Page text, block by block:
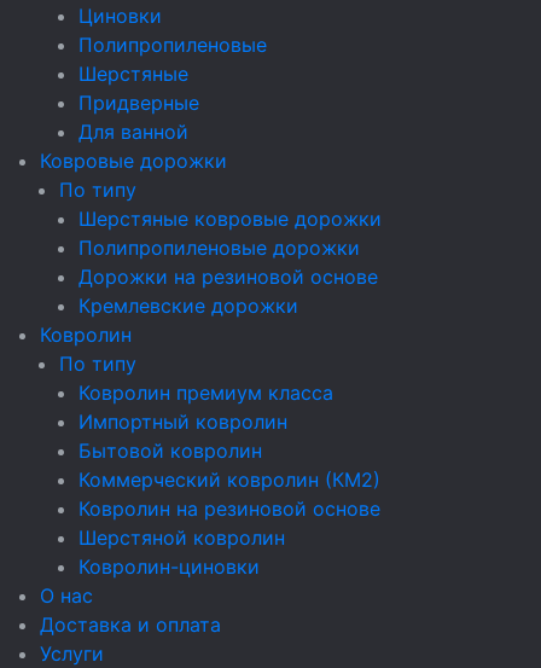
Циновки
Полипропиленовые
Шерстяные
Придверные
Для ванной
Ковровые дорожки
По типу
Шерстяные ковровые дорожки
Полипропиленовые дорожки
Дорожки на резиновой основе
Кремлевские дорожки
Ковролин
По типу
Ковролин премиум класса
Импортный ковролин
Бытовой ковролин
Коммерческий ковролин (КМ2)
Ковролин на резиновой основе
Шерстяной ковролин
Ковролин-циновки
О нас
Доставка и оплата
Услуги